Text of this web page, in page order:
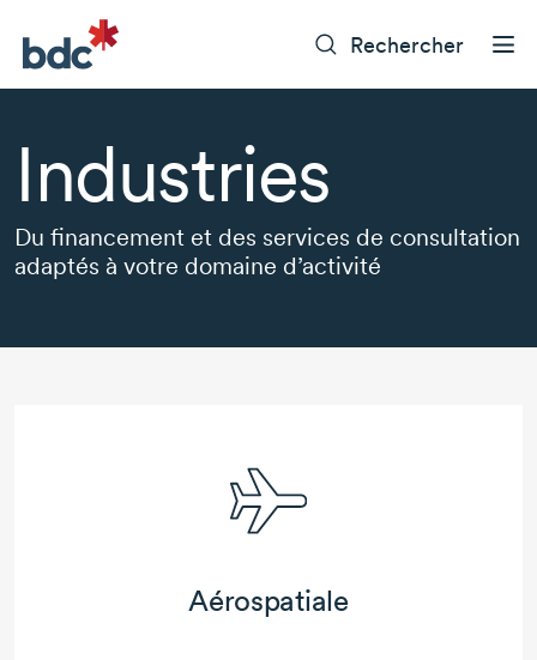
Rechercher
Industries
Du financement et des services de consultation
adaptés à votre domaine d’activité
Aérospatiale